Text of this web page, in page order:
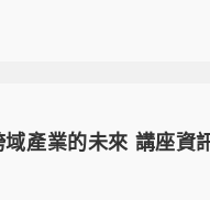
產業的未來 講座資